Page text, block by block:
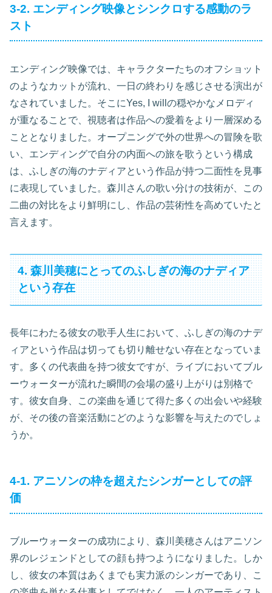
3-2. エンディング映像とシンクロする感動のラ
スト
エンディング映像では、キャラクターたちのオフショット
のようなカットが流れ、一日の終わりを感じさせる演出が
なされていました。そこにYes, I willの穏やかなメロディ
が重なることで、視聴者は作品への愛着をより一層深める
こととなりました。オープニングで外の世界への冒険を歌
い、エンディングで自分の内面への旅を歌うという構成
は、ふしぎの海のナディアという作品が持つ二面性を見事
に表現していました。森川さんの歌い分けの技術が、この
二曲の対比をより鮮明にし、作品の芸術性を高めていたと
言えます。
4. 森川美穂にとってのふしぎの海のナディア
という存在
長年にわたる彼女の歌手人生において、ふしぎの海のナデ
ィアという作品は切っても切り離せない存在となっていま
す。多くの代表曲を持つ彼女ですが、ライブにおいてブル
ーウォーターが流れた瞬間の会場の盛り上がりは別格で
す。彼女自身、この楽曲を通じて得た多くの出会いや経験
が、その後の音楽活動にどのような影響を与えたのでしょ
うか。
4-1. アニソンの枠を超えたシンガーとしての評
価
ブルーウォーターの成功により、森川美穂さんはアニソン
界のレジェンドとしての顔も持つようになりました。しか
し、彼女の本質はあくまでも実力派のシンガーであり、こ